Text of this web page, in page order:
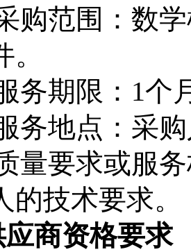
购范围：数
务期限： 1个
务地点：采
量要求或服
的技术要求。
应商资格要求